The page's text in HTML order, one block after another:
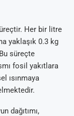
Her bir litre
yaklaşık 0.3 kg
süreçte
fosil yakıtlara
ısınmaya
dağıtımı,